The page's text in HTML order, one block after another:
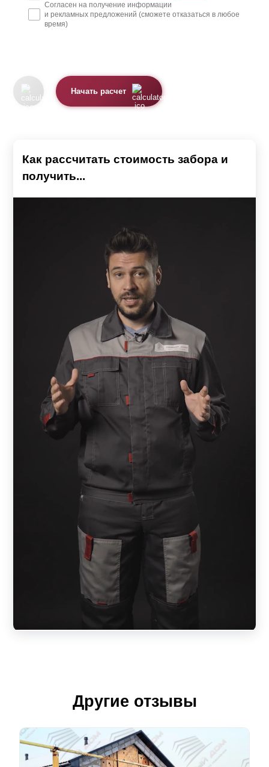
Согласен на получение информации
и рекламных предложений (сможете отказаться в любое
время)
Начать расчет
Как рассчитать стоимость забора и
получить...
Другие отзывы